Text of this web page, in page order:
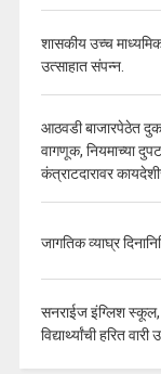
शासकीय उच्च
उत्साहात संपन्न.
आठवडी बाजारपेठेत
वागणूक, नियमाच्या
कंत्राटदारावर
जागतिक व्याघ्र
सनराईज इंग्लिश स्कूल,
विद्यार्थ्यांची हरित